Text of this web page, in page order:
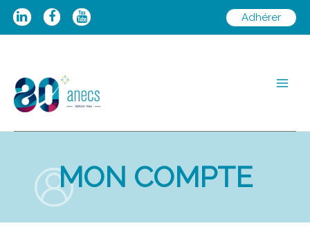
Aller
Adhérer
MON COMPTE